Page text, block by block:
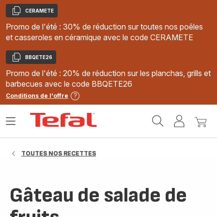
Copier
CERAMETE
Promo de l'été : 30% de réduction sur toutes nos poêles
et casseroles en céramique avec le code CERAMETE
Copier
BBQETE26
Promo de l'été : 20% de réduction sur les planchas, grills et
barbecues avec le code BBQETE26
Conditions de l'offre
MonMon
Ouvrir
TOUTES NOS RECETTES
Gâteau de salade de